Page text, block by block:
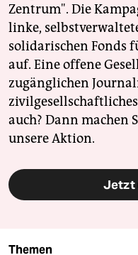
Zentrum". Die
linke,
solidarischen Fonds
auf. Eine offene
zugänglichen
auch? Dann machen
unsere Aktion.
Jetzt
Themen